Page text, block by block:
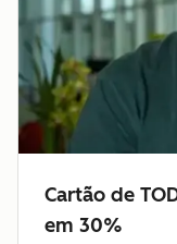
Cartão de
em 30%